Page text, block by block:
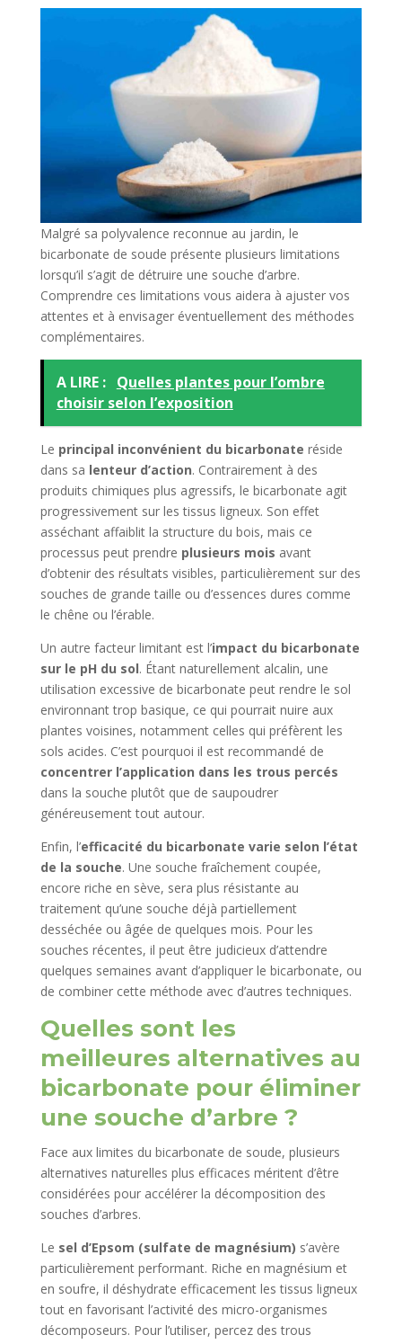
Malgré sa polyvalence reconnue au jardin, le
bicarbonate de soude présente plusieurs limitations
lorsqu’il s’agit de détruire une souche d’arbre.
Comprendre ces limitations vous aidera à ajuster vos
attentes et à envisager éventuellement des méthodes
complémentaires.
A LIRE : Quelles plantes pour l’ombre
choisir selon l’exposition
Le principal inconvénient du bicarbonate réside
dans sa lenteur d’action. Contrairement à des
produits chimiques plus agressifs, le bicarbonate agit
progressivement sur les tissus ligneux. Son effet
asséchant affaiblit la structure du bois, mais ce
processus peut prendre plusieurs mois avant
d’obtenir des résultats visibles, particulièrement sur des
souches de grande taille ou d’essences dures comme
le chêne ou l’érable.
Un autre facteur limitant est l’impact du bicarbonate
sur le pH du sol. Étant naturellement alcalin, une
utilisation excessive de bicarbonate peut rendre le sol
environnant trop basique, ce qui pourrait nuire aux
plantes voisines, notamment celles qui préfèrent les
sols acides. C’est pourquoi il est recommandé de
concentrer l’application dans les trous percés
dans la souche plutôt que de saupoudrer
généreusement tout autour.
Enfin, l’efficacité du bicarbonate varie selon l’état
de la souche. Une souche fraîchement coupée,
encore riche en sève, sera plus résistante au
traitement qu’une souche déjà partiellement
desséchée ou âgée de quelques mois. Pour les
souches récentes, il peut être judicieux d’attendre
quelques semaines avant d’appliquer le bicarbonate, ou
de combiner cette méthode avec d’autres techniques.
Quelles sont les
meilleures alternatives au
bicarbonate pour éliminer
une souche d’arbre ?
Face aux limites du bicarbonate de soude, plusieurs
alternatives naturelles plus efficaces méritent d’être
considérées pour accélérer la décomposition des
souches d’arbres.
Le sel d’Epsom (sulfate de magnésium) s’avère
particulièrement performant. Riche en magnésium et
en soufre, il déshydrate efficacement les tissus ligneux
tout en favorisant l’activité des micro-organismes
décomposeurs. Pour l’utiliser, percez des trous